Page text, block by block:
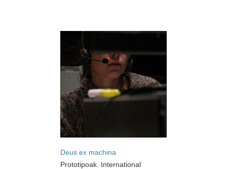
Deus ex machina
Prototipoak. International